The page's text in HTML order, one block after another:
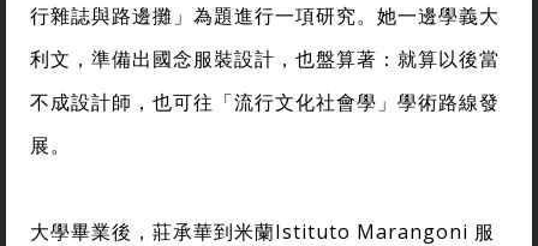
行雜誌與路邊攤」為題進行一項研究。她一邊學義大
利文，準備出國念服裝設計，也盤算著：就算以後當
不成設計師，也可往「流行文化社會學」學術路線發
展。
大學畢業後，莊承華到米蘭Istituto Marangoni 服